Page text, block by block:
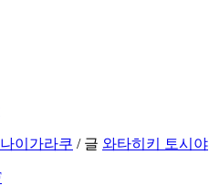
이가라쿠 / 글 와타히키 토시야